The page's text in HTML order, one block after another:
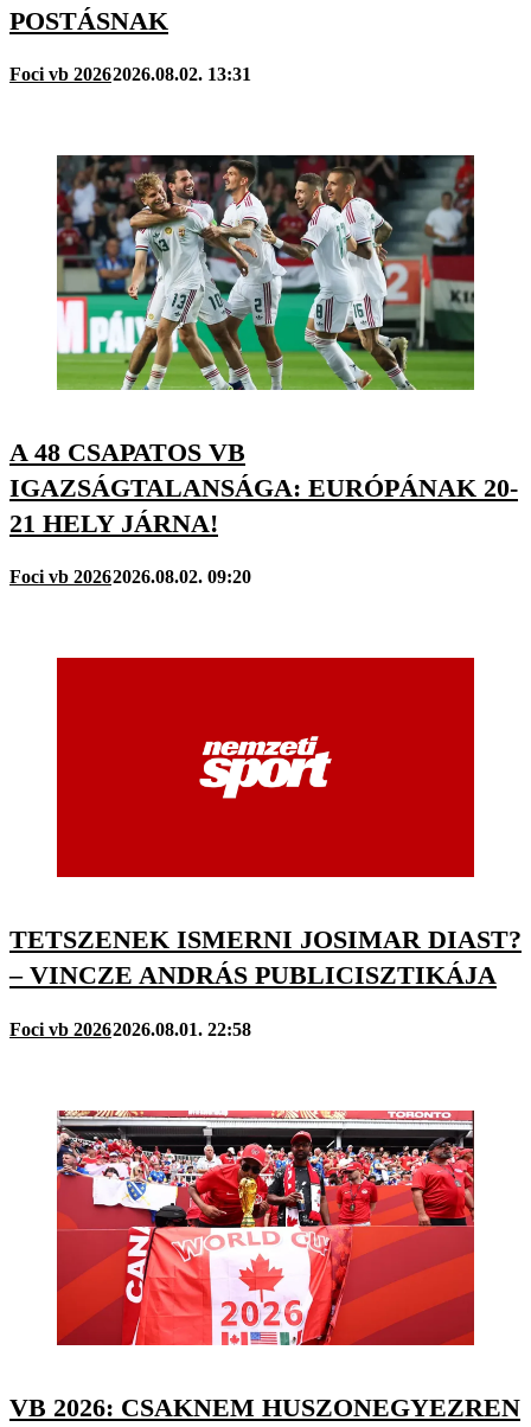
POSTÁSNAK
Foci vb 20262026.08.02. 13:31
A 48 CSAPATOS VB
IGAZSÁGTALANSÁGA: EURÓPÁNAK 20-
21 HELY JÁRNA!
Foci vb 20262026.08.02. 09:20
TETSZENEK ISMERNI JOSIMAR DIAST?
– VINCZE ANDRÁS PUBLICISZTIKÁJA
Foci vb 20262026.08.01. 22:58
VB 2026: CSAKNEM HUSZONEGYEZREN